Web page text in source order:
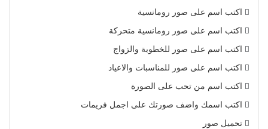
اكتب اسم على صور رومانسية
اكتب اسم على صور رومانسية متحركة
اكتب اسم على صور للخطوبة والزواج
اكتب اسم على صور للمناسبات والاعياد
اكتب اسم من تحب على الصورة
اكتب اسمك واضف صورتك على اجمل فريمات
تحميل صور